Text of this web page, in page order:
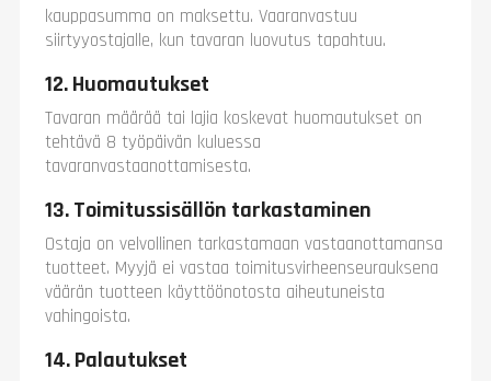
kauppasumma on maksettu. Vaaranvastuu
siirtyyostajalle, kun tavaran luovutus tapahtuu.
12. Huomautukset
Tavaran määrää tai lajia koskevat huomautukset on
tehtävä 8 työpäivän kuluessa
tavaranvastaanottamisesta.
13. Toimitussisällön tarkastaminen
Ostaja on velvollinen tarkastamaan vastaanottamansa
tuotteet. Myyjä ei vastaa toimitusvirheenseurauksena
väärän tuotteen käyttöönotosta aiheutuneista
vahingoista.
14. Palautukset